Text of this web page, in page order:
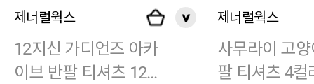
제너럴웍스
12지신 가디언즈 아카
이브 반팔 티셔츠 12종
제너럴웍스
사무라이 고
팔 티셔츠 4컬